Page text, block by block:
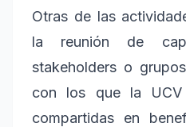
Otras de las
la reunión de
stakeholders o
con los que la UCV
compartidas en